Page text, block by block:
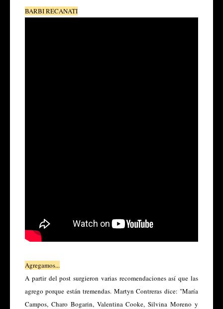
BARBI RECANATI
Agregamos...
A partir del post surgieron varias recomendaciones así que las
agrego porque están tremendas. Martyn Contreras dice: "María
Campos, Charo Bogarin, Valentina Cooke, Silvina Moreno y